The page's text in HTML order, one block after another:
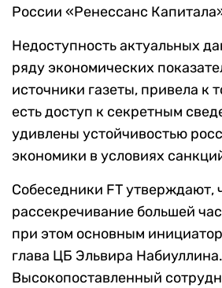
России «Ренессанс
Недоступность актуальных
ряду экономических
источники газеты, привела к
есть доступ к секретным
удивлены устойчивостью
экономики в условиях
Собеседники FT утверждают,
рассекречивание большей
при этом основным
глава ЦБ Эльвира Набиуллина.
Высокопоставленный